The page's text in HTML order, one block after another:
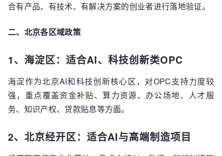
合有产品、有技术、有解决方案的创业者进行落地验证。
二、北京各区域政策
1、海淀区：适合AI、科技创新类OPC
海淀作为北京AI和科技创新核心区，对OPC支持力度较
强，重点覆盖资金补贴、算力资源、办公场地、人才服
务、知识产权、贷款贴息等方面。
2、北京经开区：适合AI与高端制造项目